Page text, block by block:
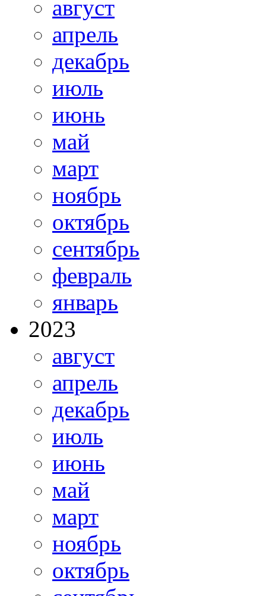
август
апрель
декабрь
июль
июнь
май
март
ноябрь
октябрь
сентябрь
февраль
январь
2023
август
апрель
декабрь
июль
июнь
май
март
ноябрь
октябрь